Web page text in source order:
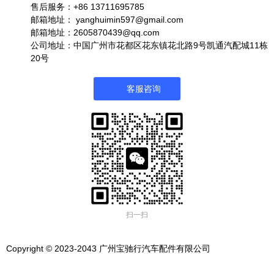
售后服务：+86 13711695785
邮箱地址： yanghuimin597@gmail.com
邮箱地址：2605870439@qq.com
公司地址：中国广州市花都区花东镇花北路9号凯通汽配城11栋
20号
客服咨询
扫一扫
Copyright © 2023-2043 广州宝驰行汽车配件有限公司